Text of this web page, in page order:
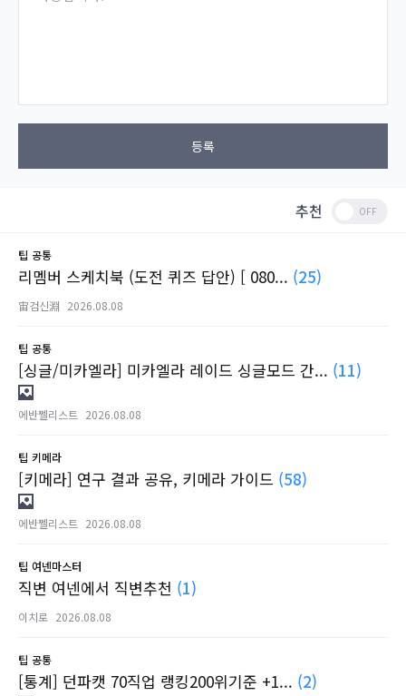
등록
추천
팁 공통
리멤버 스케치북 (도전 퀴즈 답안) [ 080... (25)
宙검신淵 2026.08.08
팁 공통
[싱글/미카엘라] 미카엘라 레이드 싱글모드 간... (11)
에반쩰리스트 2026.08.08
팁 키메라
[키메라] 연구 결과 공유, 키메라 가이드 (58)
에반쩰리스트 2026.08.08
팁 여넨마스터
직변 여넨에서 직변추천 (1)
이치로 2026.08.08
팁 공통
[통계] 던파캣 70직업 랭킹200위기준 +1... (2)